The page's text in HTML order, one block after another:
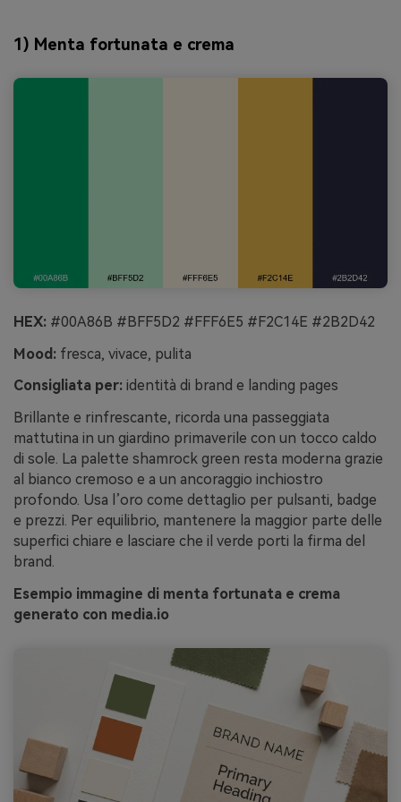
1) Menta fortunata e crema
HEX: #00A86B #BFF5D2 #FFF6E5 #F2C14E #2B2D42
Mood: fresca, vivace, pulita
Consigliata per: identità di brand e landing pages
Brillante e rinfrescante, ricorda una passeggiata
mattutina in un giardino primaverile con un tocco caldo
di sole. La palette shamrock green resta moderna grazie
al bianco cremoso e a un ancoraggio inchiostro
profondo. Usa l’oro come dettaglio per pulsanti, badge
e prezzi. Per equilibrio, mantenere la maggior parte delle
superfici chiare e lasciare che il verde porti la firma del
brand.
Esempio immagine di menta fortunata e crema
generato con media.io